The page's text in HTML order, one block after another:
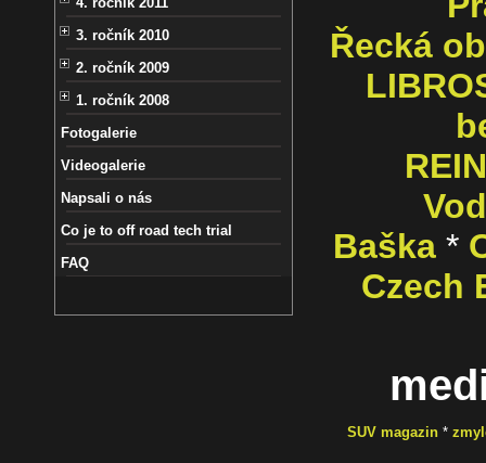
3. ročník 2010
2. ročník 2009
1. ročník 2008
Fotogalerie
Videogalerie
Napsali o nás
Co je to off road tech trial
FAQ
Řecká
Baška *
Czech
SUV magazin*